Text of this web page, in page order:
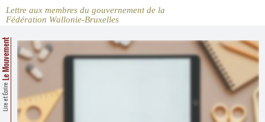
·
Comprendre et parler
Espace presse
Trouver un lieu d’alphabétisation
Lettre aux membres du gouvernement de la
Fédération Wallonie-Bruxelles
Lire et Écrire
Le Mouvement